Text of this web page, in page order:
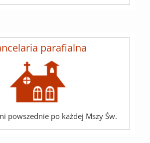
parafialna
powszednie po każdej Mszy Św.